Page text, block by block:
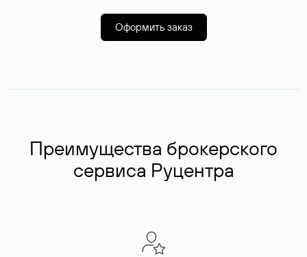
Оформить заказ
Преимущества брокерского
сервиса Руцентра